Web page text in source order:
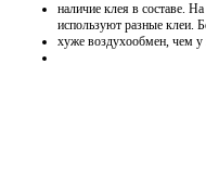
наличие клея в составе.
используют разные клеи.
хуже воздухообмен, чем у